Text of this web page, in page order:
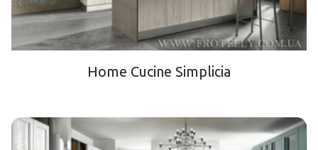
Home Cucine Simplicia